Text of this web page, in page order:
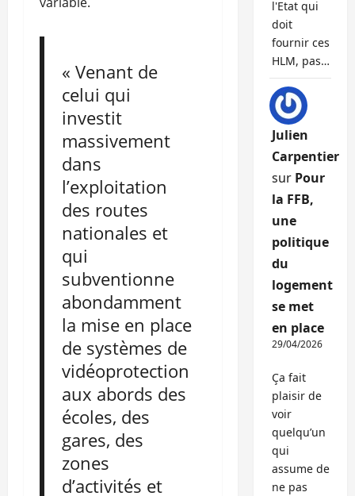
« Venant de
celui qui
investit
massivement
dans
l’exploitation
des routes
nationales et
qui
subventionne
abondamment
la mise en place
de systèmes de
vidéoprotection
aux abords des
écoles, des
gares, des
zones
d’activités et
l'Etat qui
doit
fournir ces
HLM, pas…
Julien
Carpentier
sur Pour
la FFB,
une
politique
du
logement
se met
en place
29/04/2026
Ça fait
plaisir de
voir
quelqu’un
qui
assume de
ne pas